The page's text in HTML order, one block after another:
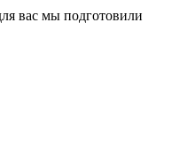
вас мы подготовили